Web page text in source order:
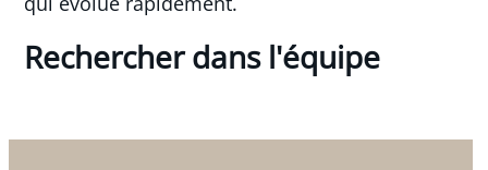
Rechercher dans l'équipe